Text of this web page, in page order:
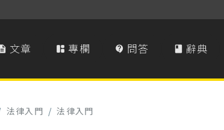
 文章  專欄  問答  辭典
法律入門 / 法律入門